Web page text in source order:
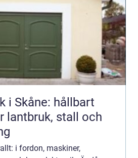
i Skåne: hållbart
lantbruk, stall och
i fordon, maskiner,